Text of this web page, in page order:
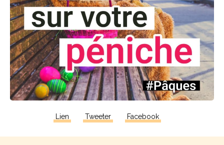
Lien Tweeter Facebook